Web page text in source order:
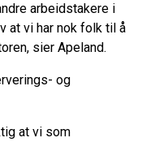
arbeidstakere i
at vi har nok folk til å
sier Apeland.
og
at vi som